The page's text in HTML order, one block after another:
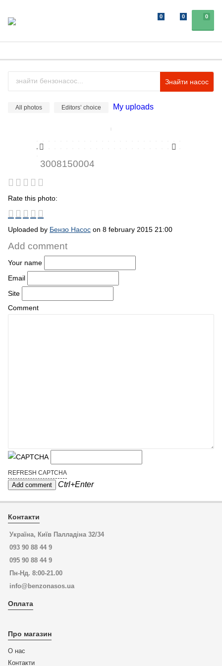
0
0 0
Знайти насос
All photos Editors’ choice My uploads
3008150004
Rate this photo:
Uploaded by Бензо Насос on 8 february 2015 21:00
Add comment
Your name
Email
Site
Comment
REFRESH CAPTCHA
Ctrl+Enter
Контакти
Україна, Київ Палладіна 32/34
093 90 88 44 9
095 90 88 44 9
Пн-Нд. 8:00-21.00
info@benzonasos.ua
Оплата
Про магазин
О нас
Контакти